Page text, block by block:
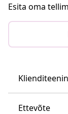
Esita oma
Ettevõte